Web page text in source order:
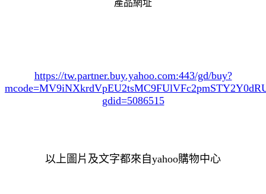
產品網址
https://tw.partner.buy.yahoo.com:443/gd/buy?
gdid=5086515
以上圖片及文字都來自yahoo購物中心